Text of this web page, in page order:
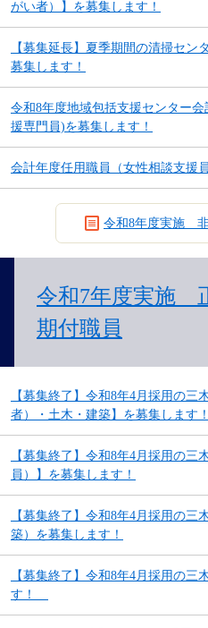
がい者）】を募集します！
【募集延長】夏季期間の清掃セン
募集します！
令和8年度地域包括支援センター
援専門員)を募集します！
会計年度任用職員（女性相談支援
令和8年度実施
令和7年度実施
期付職員
【募集終了】令和8年4月採用の三
者）・土木・建築】を募集します！
【募集終了】令和8年4月採用の三
員）】を募集します！
【募集終了】令和8年4月採用の三
築）を募集します！
【募集終了】令和8年4月採用の三
す！